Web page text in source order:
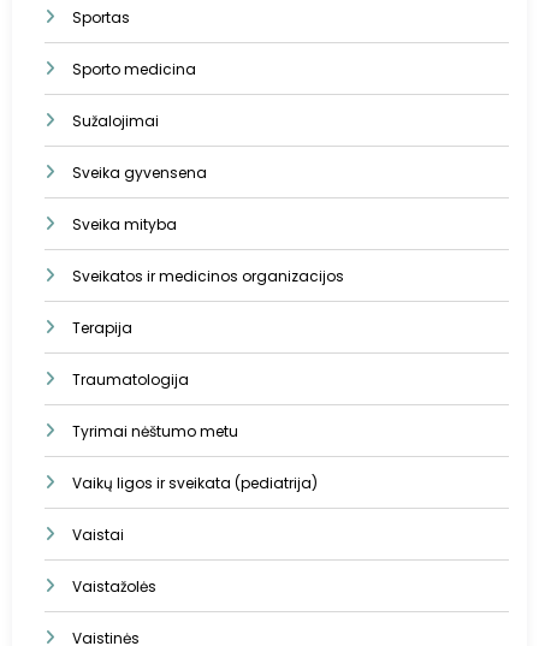
Sportas
Sporto medicina
Sužalojimai
Sveika gyvensena
Sveika mityba
Sveikatos ir medicinos organizacijos
Terapija
Traumatologija
Tyrimai nėštumo metu
Vaikų ligos ir sveikata (pediatrija)
Vaistai
Vaistažolės
Vaistinės